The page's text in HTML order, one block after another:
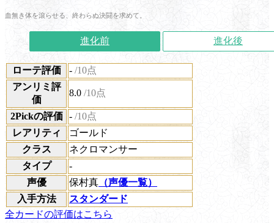
血無き体を滾らせる、終わらぬ決闘を求めて。
進化前 進化後
ローテ評価 - /10点
アンリミ評
価
8.0 /10点
2Pickの評価 - /10点
レアリティ
ゴールド
クラス
ネクロマンサー
タイプ
-
声優
保村真 （声優一覧）
入手方法
スタンダード
全カードの評価はこちら